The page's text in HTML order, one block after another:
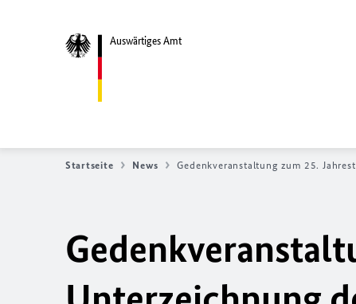
Auswärtiges Amt
Startseite News Gedenkveranstaltung zum 25.